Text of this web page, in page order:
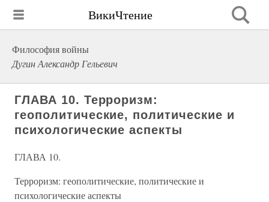
ВикиЧтение
Философия войны
Дугин Александр Гельевич
ГЛАВА 10. Терроризм:
геополитические, политические и
психологические аспекты
ГЛАВА 10.
Терроризм: геополитические, политические и
психологические аспекты